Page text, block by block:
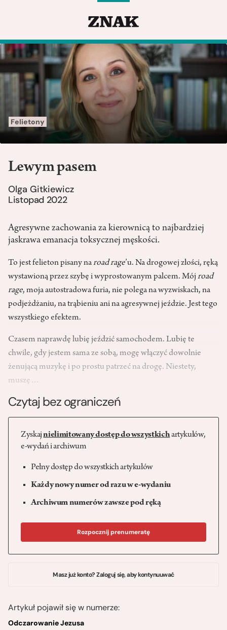
Felietony
Lewym pasem
Olga Gitkiewicz
Listopad 2022
Agresywne zachowania za kierownicą to najbardziej
jaskrawa emanacja toksycznej męskości.
To jest felieton pisany naroad rage’u. Na drogowej złości, ręką
wystawioną przez szybę i wyprostowanym palcem. Mój road
rage, moja autostradowa furia, nie polega na wyzwiskach, na
podjeżdżaniu, na trąbieniu ani na agresywnej jeździe. Jest tego
wszystkiego efektem.
Czasem naprawdę lubię jeździć samochodem. Lubię te
chwile, gdy jestem sama ze sobą, mogę włączyć dowolnie
żenującą muzykę i po prostu patrzeć na drogę. Niestety,
muszę…
Czytaj bez ograniczeń
Zyskajnielimitowany dostęp do wszystkichartykułów,
e-wydań i archiwum
Pełny dostęp do wszystkich artykułów
Każdy nowy numer od razu w e-wydaniu
Archiwum numerów zawsze pod ręką
Rozpocznij prenumeratę
Masz już konto? Zaloguj się, aby kontynuuwać
Artykuł pojawił się w numerze:
Odczarowanie Jezusa